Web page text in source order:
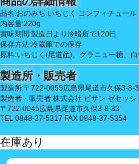
品名:おのみち いちじく コンフィチュール
内容量:220g
賞味期間:製造日より冷暗所で120日
保存方法:冷蔵庫での保存
原料:いちじく(尾道産)、グラニュー糖、
製造所・販売者
製造所:〒722-0055広島県尾道市久保3-8-
製造者・販売者:株式会社 ビサン ゼセッシ
〒722-0045広島県尾道市久保3-8-33
TEL 0848-37-5317 FAX 0848-37-5354
在庫あり